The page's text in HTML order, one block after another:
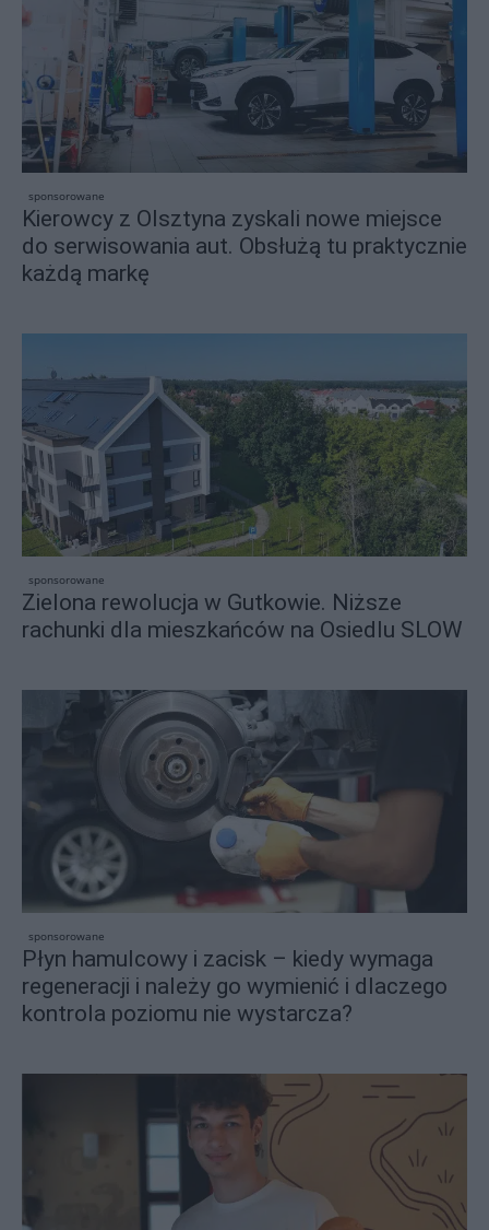
sponsorowane
Kierowcy z Olsztyna zyskali nowe miejsce
do serwisowania aut. Obsłużą tu praktycznie
każdą markę
sponsorowane
Zielona rewolucja w Gutkowie. Niższe
rachunki dla mieszkańców na Osiedlu SLOW
sponsorowane
Płyn hamulcowy i zacisk – kiedy wymaga
regeneracji i należy go wymienić i dlaczego
kontrola poziomu nie wystarcza?